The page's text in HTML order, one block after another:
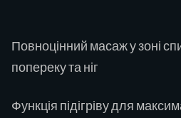
Повноцінний масаж у зоні
попереку та ніг
Функція підігріву для